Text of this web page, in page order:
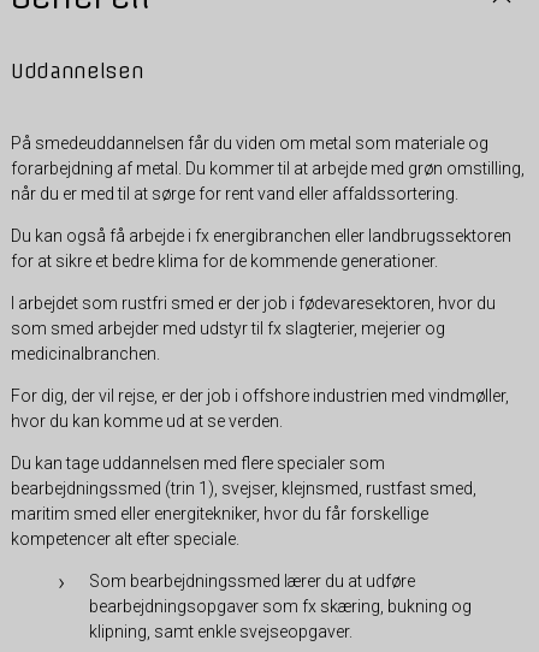
Uddannelsen
På smedeuddannelsen får du viden om metal som materiale og
forarbejdning af metal. Du kommer til at arbejde med grøn omstilling,
når du er med til at sørge for rent vand eller affaldssortering.
Du kan også få arbejde i fx energibranchen eller landbrugssektoren
for at sikre et bedre klima for de kommende generationer.
I arbejdet som rustfri smed er der job i fødevaresektoren, hvor du
som smed arbejder med udstyr til fx slagterier, mejerier og
medicinalbranchen.
For dig, der vil rejse, er der job i offshore industrien med vindmøller,
hvor du kan komme ud at se verden.
Du kan tage uddannelsen med flere specialer som
bearbejdningssmed (trin 1), svejser, klejnsmed, rustfast smed,
maritim smed eller energitekniker, hvor du får forskellige
kompetencer alt efter speciale.
Som bearbejdningssmed lærer du at udføre
bearbejdningsopgaver som fx skæring, bukning og
klipning, samt enkle svejseopgaver.